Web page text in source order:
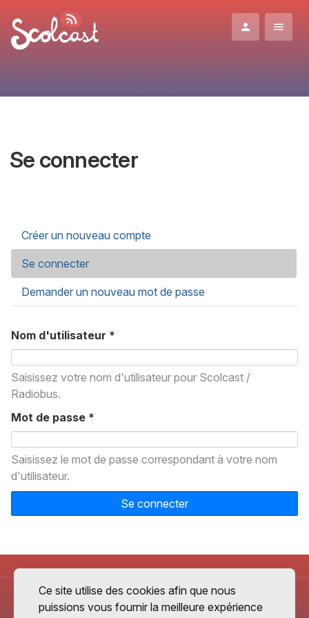
Se connecter
Onglets principaux
Créer un nouveau compte
Se connecter
Demander un nouveau mot de passe
Nom d'utilisateur *
Saisissez votre nom d'utilisateur pour Scolcast /
Radiobus.
Mot de passe *
Saisissez le mot de passe correspondant à votre nom
d'utilisateur.
Se connecter
Ce site utilise des cookies afin que nous
puissions vous fournir la meilleure expérience